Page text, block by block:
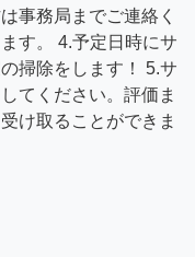
事務局までご連絡く
す。 4.予定日時にサ
掃除をします！ 5.サ
てください。評価ま
け取ることができま